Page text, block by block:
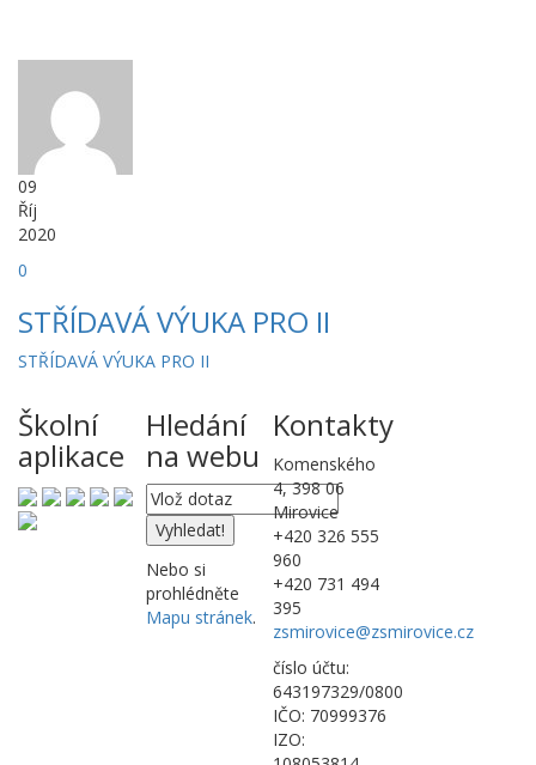
09
Říj
2020
0
STŘÍDAVÁ VÝUKA PRO II
STŘÍDAVÁ VÝUKA PRO II
Školní
aplikace
Hledání
na webu
Nebo si
prohlédněte
Mapu stránek.
Kontakty
Komenského
4, 398 06
Mirovice
+420 326 555
960
+420 731 494
395
zsmirovice@zsmirovice.cz
číslo účtu:
643197329/0800
IČO: 70999376
IZO: